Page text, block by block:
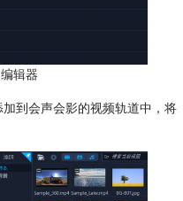
辑器
到会声会影的视频轨道中，将